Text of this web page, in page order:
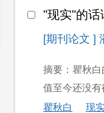
"现实"的
[期刊论文 ]
摘要：瞿秋
值至今还没
瞿秋白
现